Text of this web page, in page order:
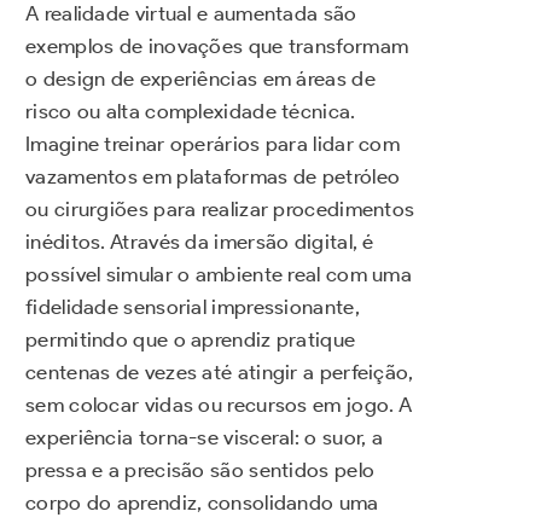
A realidade virtual e aumentada são
exemplos de inovações que transformam
o design de experiências em áreas de
risco ou alta complexidade técnica.
Imagine treinar operários para lidar com
vazamentos em plataformas de petróleo
ou cirurgiões para realizar procedimentos
inéditos. Através da imersão digital, é
possível simular o ambiente real com uma
fidelidade sensorial impressionante,
permitindo que o aprendiz pratique
centenas de vezes até atingir a perfeição,
sem colocar vidas ou recursos em jogo. A
experiência torna-se visceral: o suor, a
pressa e a precisão são sentidos pelo
corpo do aprendiz, consolidando uma